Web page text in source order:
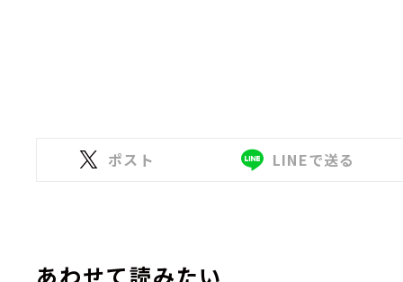
ポスト LINEで送る
あわせて読みたい